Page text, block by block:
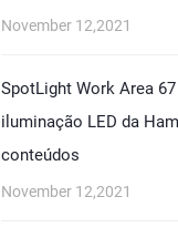
November 12,2021
SpotLight Work Area
iluminação LED da
conteúdos
November 12,2021